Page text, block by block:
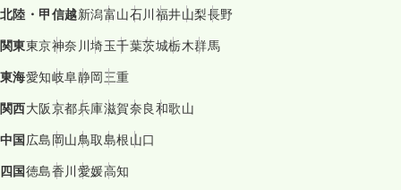
北陸・甲信越新潟富山石川福井山梨長野
関東東京神奈川埼玉千葉茨城栃木群馬
東海愛知岐阜静岡三重
関西大阪京都兵庫滋賀奈良和歌山
中国広島岡山鳥取島根山口
四国徳島香川愛媛高知